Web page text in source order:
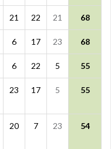
21 22 21 68
6 17 23 68
6 22 5 55
23 17 5 55
20 7 23 54